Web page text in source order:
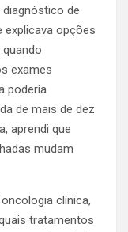
de
explicava opções
exames
poderia
de mais de dez
aprendi que
mudam
clínica,
tratamentos